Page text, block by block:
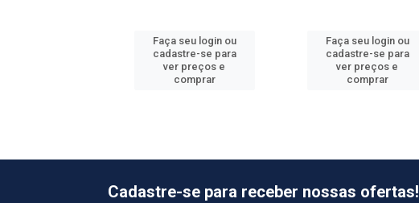
Faça seu login ou
cadastre-se para
ver preços e
comprar
Faça seu login ou
cadastre-se para
ver preços e
comprar
Cadastre-se para receber nossas ofertas!